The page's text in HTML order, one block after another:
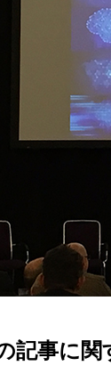
記事に